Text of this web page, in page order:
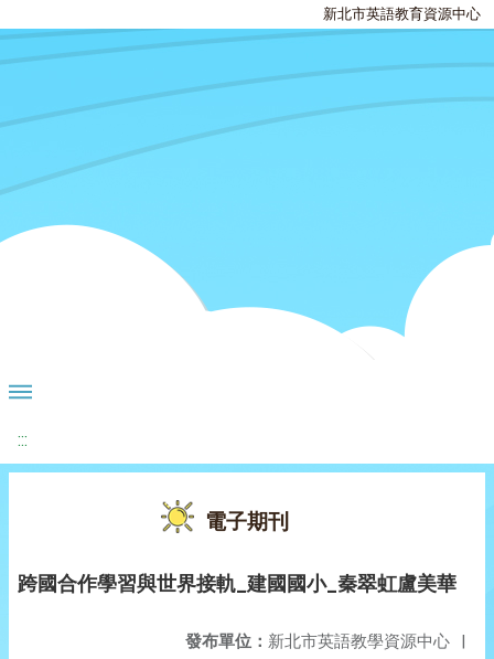
新北市英語教育資源中心
:::
電子期刊
跨國合作學習與世界接軌_建國國小_秦翠虹盧美華
發布單位： 新北市英語教學資源中心 |